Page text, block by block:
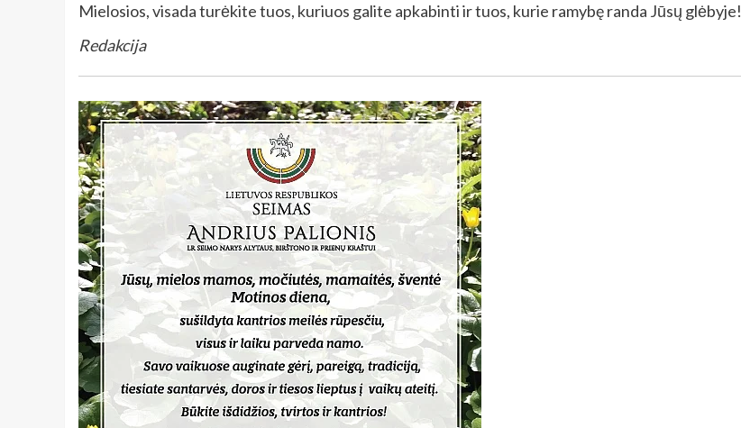
Mielosios, visada turėkite tuos, kuriuos galite apkabinti ir tuos, kurie ramybę randa Jūsų glėbyje!
Redakcija